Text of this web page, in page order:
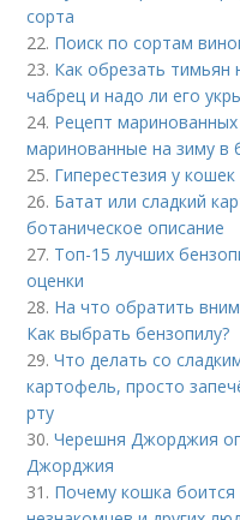
сорта
22. Поиск по сортам
23. Как обрезать тимьян
чабрец и надо ли его
24. Рецепт
маринованные на зиму в
25. Гиперестезия у
26. Батат или сладкий
ботаническое описание
27. Топ-15 лучших
оценки
28. На что обратить
Как выбрать бензопилу?
29.Что делать со
картофель, просто
рту
30.Черешня Джорджия
Джорджия
31. Почему кошка